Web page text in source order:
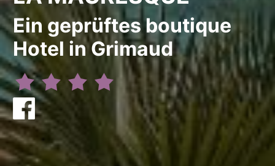
Ein geprüftes boutique
Hotel in Grimaud